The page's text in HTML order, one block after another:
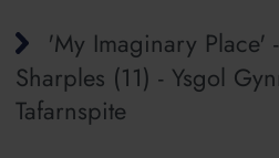
'My Imaginary Place'
Sharples (11) - Ysgol
Tafarnspite